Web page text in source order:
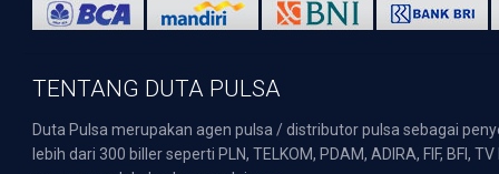
TENTANG DUTA PULSA
Duta Pulsa merupakan agen pulsa / distributor pulsa sebagai
lebih dari 300 biller seperti PLN, TELKOM, PDAM, ADIRA, FIF,